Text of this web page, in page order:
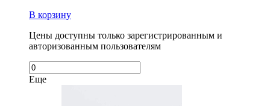
В корзину
Цены доступны только зарегистрированным и
авторизованным пользователям
Еще